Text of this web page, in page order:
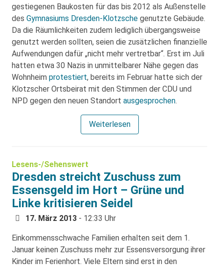
gestiegenen Baukosten für das bis 2012 als Außenstelle
des Gymnasiums Dresden-Klotzsche genutzte Gebäude.
Da die Räumlichkeiten zudem lediglich übergangsweise
genutzt werden sollten, seien die zusätzlichen finanzielle
Aufwendungen dafür „nicht mehr vertretbar“. Erst im Juli
hatten etwa 30 Nazis in unmittelbarer Nähe gegen das
Wohnheim protestiert, bereits im Februar hatte sich der
Klotzscher Ortsbeirat mit den Stimmen der CDU und
NPD gegen den neuen Standort ausgesprochen.
Weiterlesen
Lesens-/Sehenswert
Dresden streicht Zuschuss zum
Essensgeld im Hort – Grüne und
Linke kritisieren Seidel
17. März 2013 - 12:33 Uhr
Einkommensschwache Familien erhalten seit dem 1.
Januar keinen Zuschuss mehr zur Essensversorgung ihrer
Kinder im Ferienhort. Viele Eltern sind erst in den